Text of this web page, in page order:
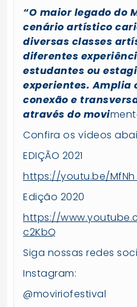
“O maior legado do
cenário artístico
diversas classes
diferentes
estudantes ou
experientes. Amplia
conexão e
através do movi
Confira os vídeos
EDIÇÃO 2021
https://youtu.be/
Edição 2020
https://
c2KbQ
Siga nossas redes
Instagram:
@moviriofestival